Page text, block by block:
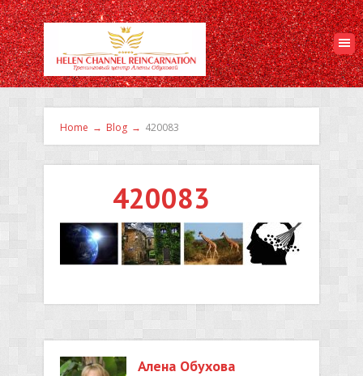
Home → Blog → 420083
420083
Алена Обухова